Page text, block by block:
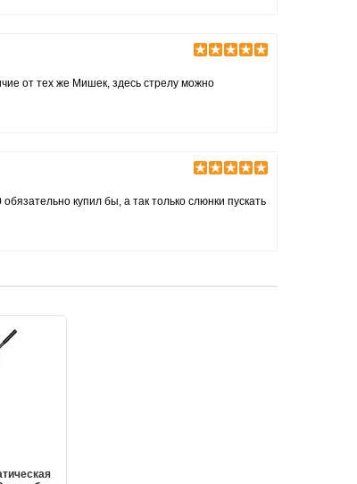
от тех же Мишек, здесь стрелу можно
купил бы, а так только слюнки пускать